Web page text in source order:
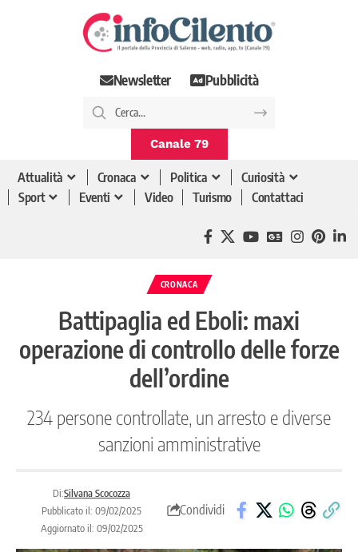
Newsletter Pubblicità
Canale 79
Attualità Cronaca Politica
Curiosità
Sport
Eventi Video Turismo Contattaci
CRONACA
Battipaglia ed Eboli: maxi
operazione di controllo delle forze
dell’ordine
234 persone controllate, un arresto e diverse
sanzioni amministrative
Di:Silvana Scocozza
Pubblicato il: 09/02/2025
Aggiornato il: 09/02/2025
Condividi